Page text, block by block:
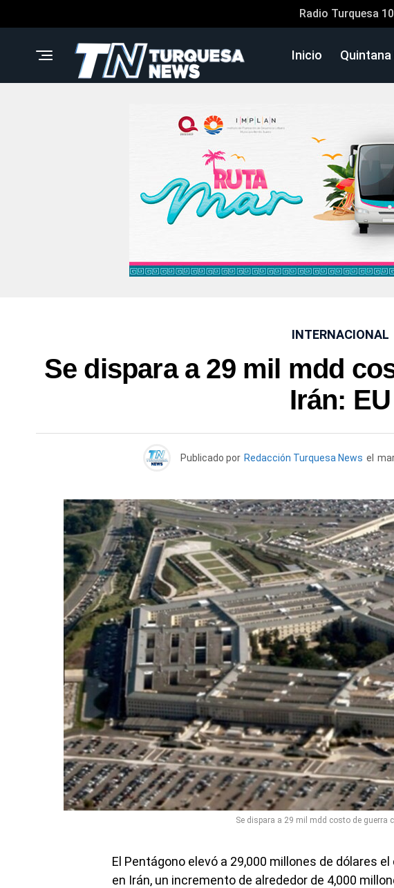
Radio Turquesa
Inicio Quintana
INTERNACIONAL
Se dispara a 29 mil mdd
Irán: EU
Publicado por Redacción Turquesa News el
Se dispara a 29 mil mdd costo de guerra
El Pentágono elevó a 29,000 millones de dólares
en Irán, un incremento de alrededor de 4,000